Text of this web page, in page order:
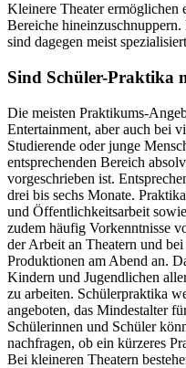
Kleinere Theater ermöglichen
Bereiche
sind dagegen meist
Sind Schüler-Praktika
Die meisten Praktikums-
Entertainment, aber auch bei
Studierende oder junge
entsprechenden Bereich
vorgeschrieben ist.
drei bis sechs Monate.
und Öffentlichkeitsarbeit
zudem häufig Vorkenntnisse
der Arbeit an Theatern und
Produktionen am Abend an.
Kindern und Jugendlichen
zu arbeiten. Schülerpraktika
angeboten, das Mindestalter
Schülerinnen und Schüler
nachfragen, ob ein kürzeres
Bei kleineren Theatern